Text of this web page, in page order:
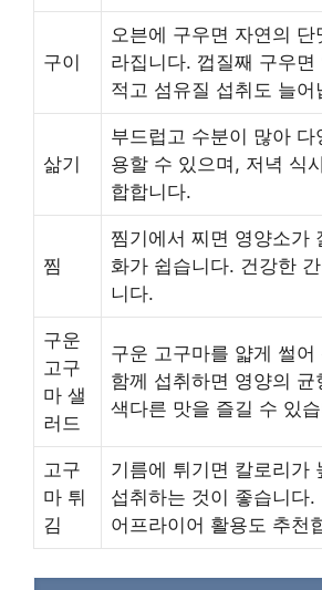
구이
오븐에 구우면 자연의 단
라집니다. 껍질째 구우면
적고 섬유질 섭취도 늘어
삶기
부드럽고 수분이 많아
용할 수 있으며, 저녁 식
합합니다.
찜
찜기에서 찌면 영양소가
화가 쉽습니다. 건강한
니다.
구운
고구
마 샐
러드
구운 고구마를 얇게 썰
함께 섭취하면 영양의 균
색다른 맛을 즐길 수 있
고구
마 튀
김
기름에 튀기면 칼로리가
섭취하는 것이 좋습니다.
어프라이어 활용도 추천